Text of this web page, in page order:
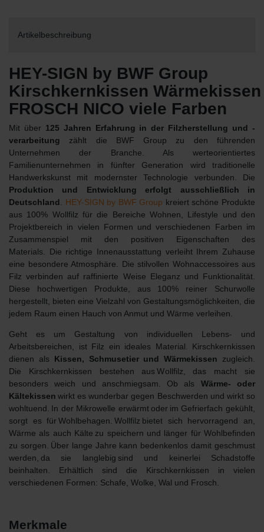
Artikelbeschreibung
HEY-SIGN by BWF Group
Kirschkernkissen
FROSCH NICO viele Farben
Mit über 125 Jahren Erfahrung in der Filzherstellung und -
verarbeitung zählt die BWF Group zu den führenden
Unternehmen der Branche. Als werteorientiertes
Familienunternehmen in fünfter Generation wird traditionelle
Handwerkskunst mit modernster Technologie verbunden. Die
Produktion und Entwicklung erfolgt ausschließlich in
Deutschland
HEY-SIGN by BWF Group kreiert schöne Produkte
aus 100% Wollfilz für die Bereiche Wohnen, Lifestyle und den
Projektbereich in vielen Formen und verschiedenen Farben im
Zusammenspiel mit den positiven Eigenschaften des
Materials. Die richtige Innenausstattung verleiht Ihrem Zuhause
eine besondere Atmosphäre. Die stilvollen Wohnaccessoires aus
Filz verbinden auf raffinierte Weise Eleganz und Funktionalität.
Diese hochwertigen Produkte, aus 100% reiner Schurwolle
hergestellt, bieten eine Vielzahl von Gestaltungsmöglichkeiten, die
jedem Raum einen Hauch von Anmut und Wärme verleihen.
Geht es um Gestaltung von individuellen Lebens- und
Arbeitsbereichen , ist Filz ein ideales Material. Kirschkernkissen
dienen als Kissen, Schmusetier und Wärmekissen zugleich.
Die Kirschkernkissen bestehen aus Wollfilz, das macht sie
besonders weich und anschmiegsam. Ob als Wärme- oder
Kältekissen wirkt es wunderbar gegen Beschwerden und wirkt so
wohltuend. In der Mikrowelle erwärmt oder im Gefrierfach gekühlt,
sorgt es für Wohlbehagen. Wollfilz bietet sich hervorragend an,
Wärme als auch Kälte zu speichern und länger für Wohlbefinden
zu sorgen. Über lange Jahre kann bedenkenlos damit geschmust
werden, da sie langlebig sind und keinerlei Schadstoffe
beinhalten. Erhältlich sind die Kirschkernkissen in vielen
verschiedenen Formen: Schafe, Wolke, Wal und Frosch.
Merkmale